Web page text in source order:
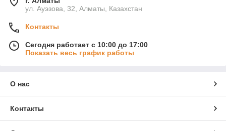
ул. Ауэзова, 32, Алматы, Казахстан
Контакты
Сегодня работает с 10:00 до 17:00
Показать весь график работы
О нас
Контакты